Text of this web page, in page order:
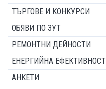
ТЪРГОВЕ И КОНКУРСИ
ОБЯВИ ПО ЗУТ
РЕМОНТНИ ДЕЙНОСТИ
ЕНЕРГИЙНА ЕФЕКТИВНОСТ
АНКЕТИ